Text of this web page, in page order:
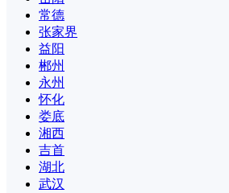
常德
张家界
益阳
郴州
永州
怀化
娄底
湘西
吉首
湖北
武汉